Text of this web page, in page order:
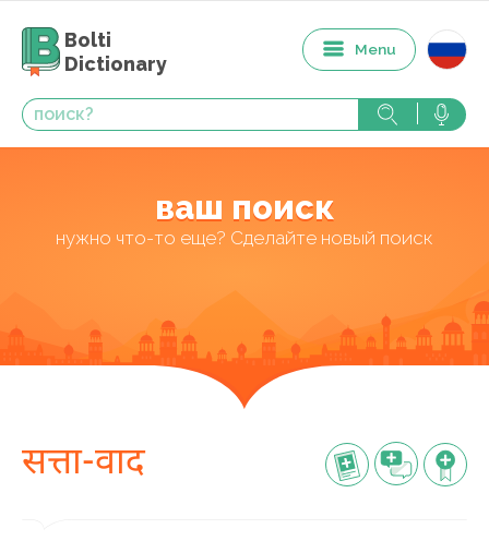
Bolti
Dictionary
Menu
ваш поиск
нужно что-то еще? Сделайте новый поиск
सत्ता-वाद